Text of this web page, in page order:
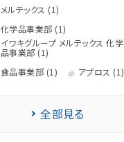
メルテックス (1)
化学品事業部 (1)
イワキグループ メルテックス 化学
品事業部 (1)
食品事業部 (1)
アプロス (1)
全部見る